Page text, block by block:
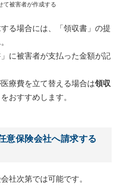
て被害者が作成する
る場合には、「領収書」の提
に被害者が支払った金額が記
療費を立て替える場合は領収
おすすめします。
意保険会社へ請求する
社次第では可能です。